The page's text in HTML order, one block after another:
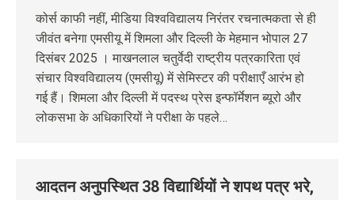
कोर्स काफी नहीं, मीडिया विश्वविद्यालय निरंतर रचनात्मकता से ही
जीवंत बनेगा एमसीयू में शिमला और दिल्ली के मेहमान भोपाल 27
दिसंबर 2025 । माखनलाल चतुर्वेदी राष्ट्रीय पत्रकारिता एवं
संचार विश्वविद्यालय (एमसीयू) में सेमिस्टर की परीक्षाएँ आरंभ हो
गई हैं। शिमला और दिल्ली में पदस्थ प्रेस इन्फॉर्मेशन ब्यूरो और
लोकसभा के अधिकारियों ने परीक्षा के पहले…
आदतन अनुपस्थित 38 विद्यार्थियों ने शपथ पत्र भरे,